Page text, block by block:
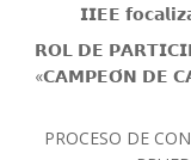
𝗜𝗜𝗘𝗘
𝗥𝗢𝗟 𝗗𝗘
«𝗖𝗔𝗠𝗣𝗘𝗢́𝗡 𝗗𝗘
PROCESO DE